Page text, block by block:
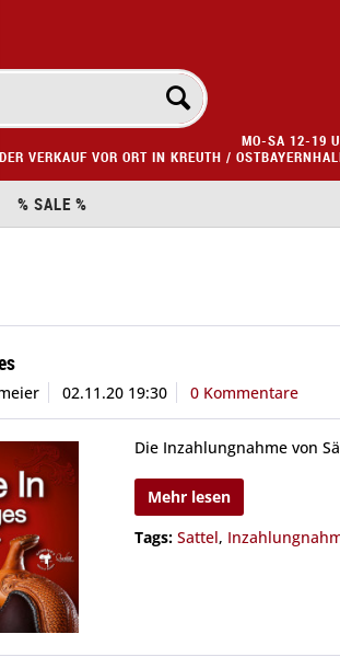
MO-SA 12-19
VERKAUF VOR ORT IN KREUTH /
% SALE %
02.11.20 19:30 0 Kommentare
Die Inzahlungnahme von
Mehr lesen
Tags: Sattel,